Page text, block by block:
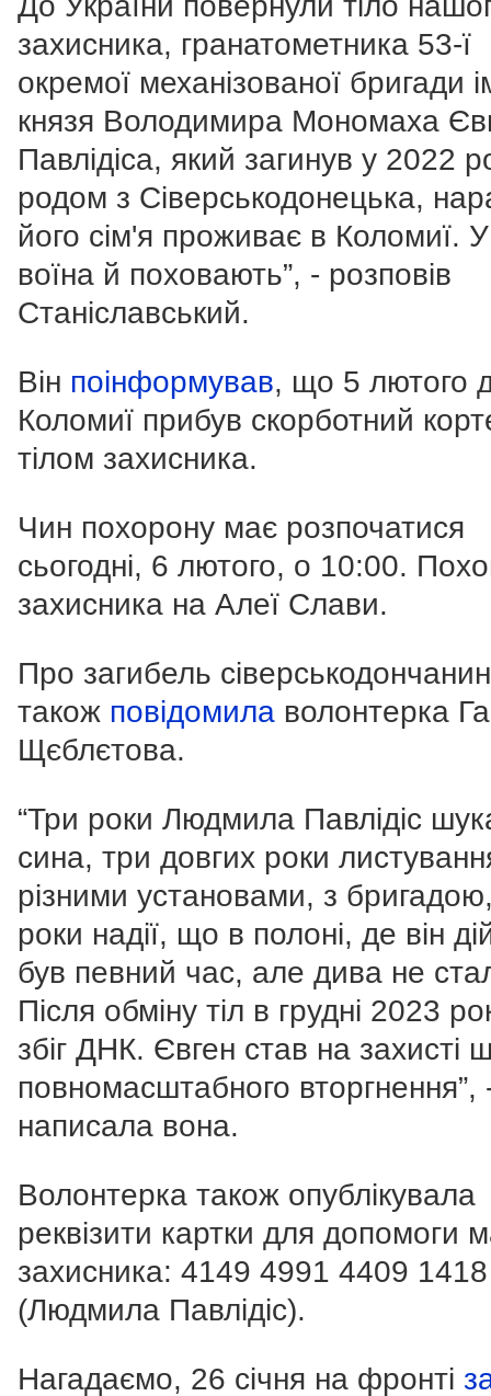
захисника, гранатометника 53-ї
окремої механізованої бригади
князя Володимира Мономаха
Павлідіса, який загинув у 2022
родом з Сіверськодонецька,
його сім'я проживає в Коломиї.
воїна й поховають”, - розповів
Станіславський.
Він поінформував, що 5 лютого
Коломиї прибув скорботний
тілом захисника.
Чин похорону має розпочатися
сьогодні, 6 лютого, о 10:00.
захисника на Алеї Слави.
Про загибель
також повідомила волонтерка
Щєблєтова.
“Три роки Людмила Павлідіс
сина, три довгих роки
різними установами, з
роки надії, що в полоні, де він
був певний час, але дива не
Після обміну тіл в грудні 2023
збіг ДНК. Євген став на захисті
повномасштабного вторгнення”,
написала вона.
Волонтерка також опублікувала
реквізити картки для допомоги
захисника: 4149 4991 4409 1418
(Людмила Павлідіс).
Нагадаємо, 26 січня на фронті